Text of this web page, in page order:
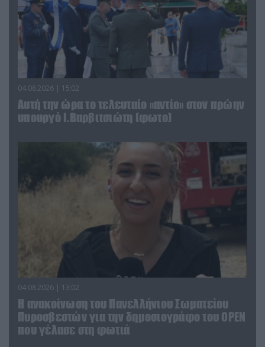
04.08.2026 | 15:02
Αυτή την ώρα το τελευταίο «αντίο» στον πρώην
υπουργό Ι.Βαρβιτσιώτη (φωτο)
04.08.2026 | 13:02
Η ανακοίνωση του Πανελλήνιου Σωματείου
Πυροσβεστών για την δημοσιογράφο του OPEN
που γέλασε στη φωτιά